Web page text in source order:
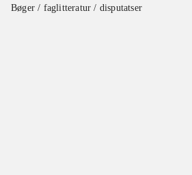
Bøger / faglitteratur / disputatser